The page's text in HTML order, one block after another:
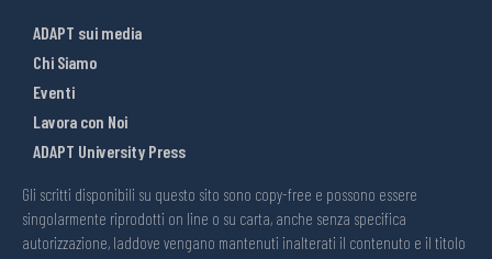
ADAPT sui media
Chi Siamo
Eventi
Lavora con Noi
ADAPT University Press
Gli scritti disponibili su questo sito sono copy-free e possono essere
singolarmente riprodotti on line o su carta, anche senza specifica
autorizzazione, laddove vengano mantenuti inalterati il contenuto e il titolo